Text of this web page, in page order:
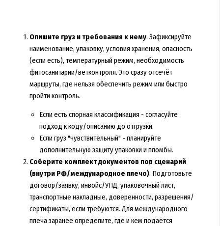
Опишите груз и требования к нему. Зафиксируйте
наименование, упаковку, условия хранения, опасность
(если есть), температурный режим, необходимость
фитосанитарии/ветконтроля. Это сразу отсечёт
маршруты, где нельзя обеспечить режим или быстро
пройти контроль.
Если есть спорная классификация - согласуйте
подход к коду/описанию до отгрузки.
Если груз "чувствительный" - планируйте
дополнительную защиту упаковки и пломбы.
Соберите комплект документов под сценарий
(внутри РФ/международное плечо). Подготовьте
договор/заявку, инвойс/УПД, упаковочный лист,
транспортные накладные, доверенности, разрешения/
сертификаты, если требуются. Для международного
плеча заранее определите, где и кем подаётся